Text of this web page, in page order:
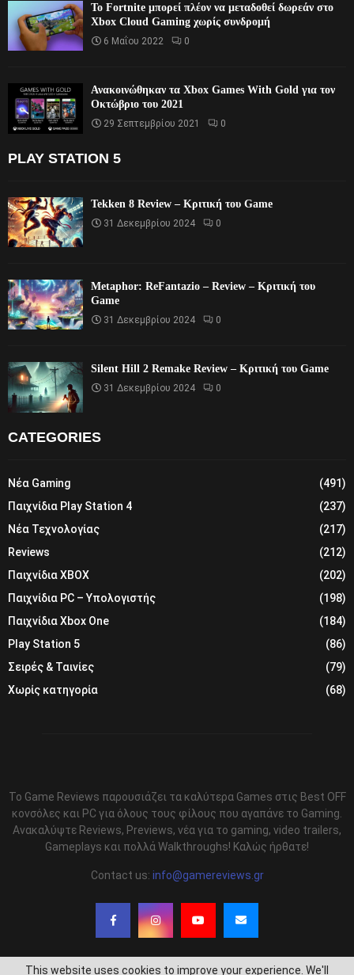
Το Fortnite μπορεί πλέον να μεταδοθεί δωρεάν στο
Xbox Cloud Gaming χωρίς συνδρομή
6 Μαΐου 2022 0
Ανακοινώθηκαν τα Xbox Games With Gold για τον
Οκτώβριο του 2021
29 Σεπτεμβρίου 2021 0
PLAY STATION 5
Tekken 8 Review – Κριτική του Game
31 Δεκεμβρίου 2024 0
Metaphor: ReFantazio – Review – Κριτική του
Game
31 Δεκεμβρίου 2024 0
Silent Hill 2 Remake Review – Κριτική του Game
31 Δεκεμβρίου 2024 0
CATEGORIES
Νέα Gaming
(491)
Παιχνίδια Play Station 4
(237)
Νέα Τεχνολογίας
(217)
Reviews
(212)
Παιχνίδια XBOX
(202)
Παιχνίδια PC – Υπολογιστής
(198)
Παιχνίδια Xbox One
(184)
Play Station 5
(86)
Σειρές & Ταινίες
(79)
Χωρίς κατηγορία
(68)
Το Game Reviews παρουσιάζει τα καλύτερα Games στις Best OFF
κονσόλες και PC για όλους τους φίλους που αγαπάνε το Gaming.
Ανακαλύψτε Reviews, Previews, νέα για το gaming, video trailers,
Gameplays και πολλά Walkthroughs! Καλώς ήρθατε!
Contact us: info@gamereviews.gr
This website uses cookies to improve your experience. We'll